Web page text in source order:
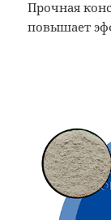
Прочная
повышает